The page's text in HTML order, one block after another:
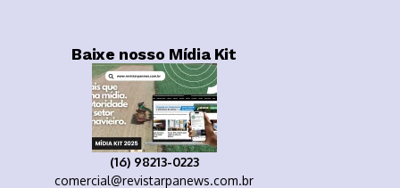
Baixe nosso Mídia Kit
(16) 98213-0223
comercial@revistarpanews.com.br